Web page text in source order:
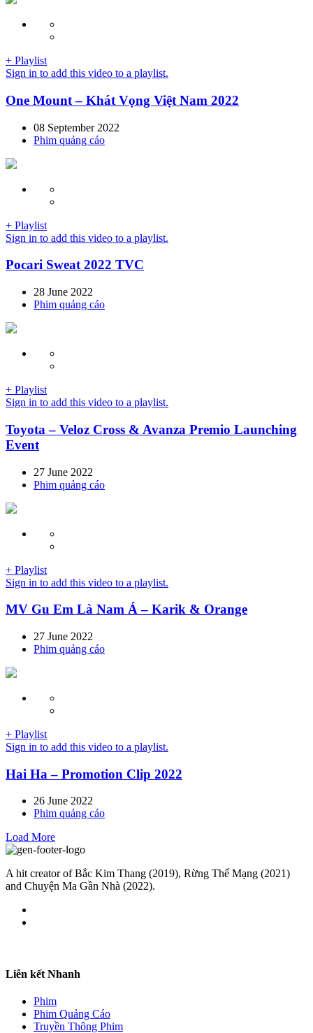
+ Playlist
Sign in to add this video to a playlist.
One Mount – Khát Vọng Việt Nam 2022
08 September 2022
Phim quảng cáo
+ Playlist
Sign in to add this video to a playlist.
Pocari Sweat 2022 TVC
28 June 2022
Phim quảng cáo
+ Playlist
Sign in to add this video to a playlist.
Toyota – Veloz Cross & Avanza Premio Launching
Event
27 June 2022
Phim quảng cáo
+ Playlist
Sign in to add this video to a playlist.
MV Gu Em Là Nam Á – Karik & Orange
27 June 2022
Phim quảng cáo
+ Playlist
Sign in to add this video to a playlist.
Hai Ha – Promotion Clip 2022
26 June 2022
Phim quảng cáo
Load More
A hit creator of Bắc Kim Thang (2019), Rừng Thế Mạng (2021)
and Chuyện Ma Gần Nhà (2022).
Liên kết Nhanh
Phim
Phim Quảng Cáo
Truyền Thông Phim